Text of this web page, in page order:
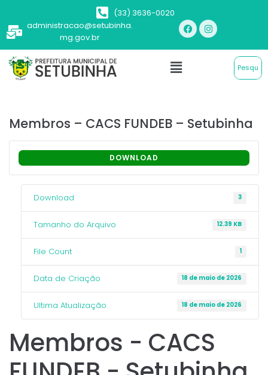
(33) 3636-0020
administracao@setubinha.
mg.gov.br
Membros – CACS FUNDEB – Setubinha
DOWNLOAD
Download 3
Tamanho do Arquivo 12.39 KB
File Count 1
Data de Criação 18 de maio de 2026
Ultima Atualização 18 de maio de 2026
Membros - CACS